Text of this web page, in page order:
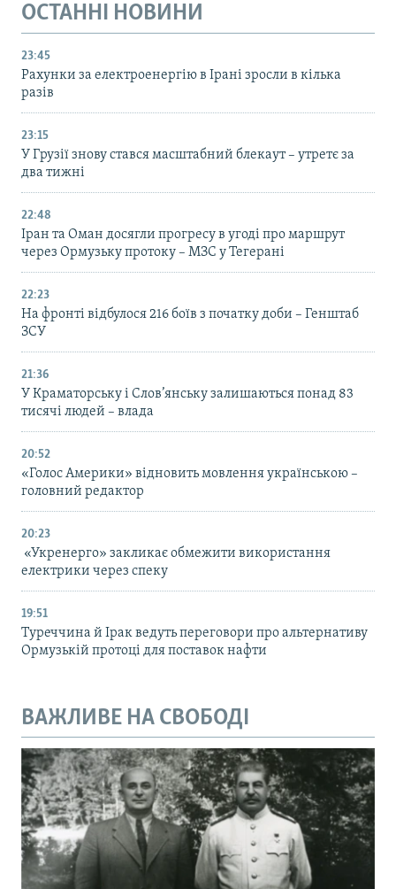
ОСТАННІ НОВИНИ
23:45
Рахунки за електроенергію в Ірані зросли в кілька
разів
23:15
У Грузії знову стався масштабний блекаут – утретє за
два тижні
22:48
Іран та Оман досягли прогресу в угоді про маршрут
через Ормузьку протоку – МЗС у Тегерані
22:23
На фронті відбулося 216 боїв з початку доби – Генштаб
ЗСУ
21:36
У Краматорську і Слов’янську залишаються понад 83
тисячі людей – влада
20:52
«Голос Америки» відновить мовлення українською –
головний редактор
20:23
«Укренерго» закликає обмежити використання
електрики через спеку
19:51
Туреччина й Ірак ведуть переговори про альтернативу
Ормузькій протоці для поставок нафти
ВАЖЛИВЕ НА СВОБОДІ